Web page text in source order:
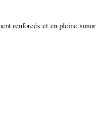
renforcés et en pleine